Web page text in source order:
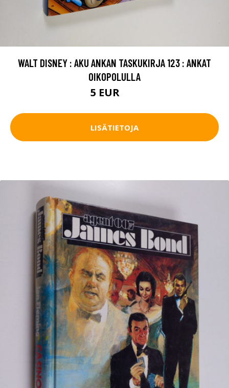
WALT DISNEY : AKU ANKAN TASKUKIRJA 123 : ANKAT
OIKOPOLULLA
5 EUR
LISÄTIETOJA